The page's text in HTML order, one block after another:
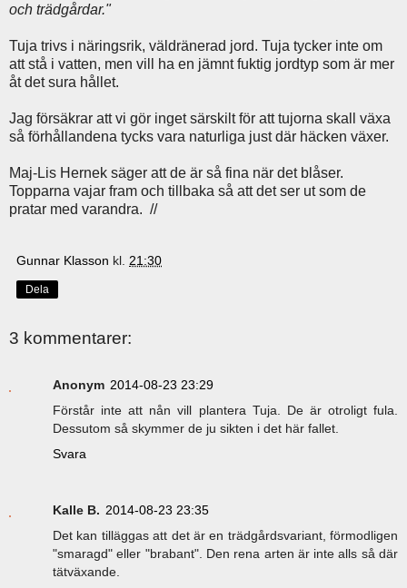
och trädgårdar."
Tuja trivs i näringsrik, väldränerad jord. Tuja tycker inte om
att stå i vatten, men vill ha en jämnt fuktig jordtyp som är mer
åt det sura hållet.
Jag försäkrar att vi gör inget särskilt för att tujorna skall växa
så förhållandena tycks vara naturliga just där häcken växer.
Maj-Lis Hernek säger att de är så fina när det blåser.
Topparna vajar fram och tillbaka så att det ser ut som de
pratar med varandra. //
Gunnar Klasson kl. 21:30
Dela
3 kommentarer:
Anonym 2014-08-23 23:29
Förstår inte att nån vill plantera Tuja. De är otroligt fula.
Dessutom så skymmer de ju sikten i det här fallet.
Svara
Kalle B. 2014-08-23 23:35
Det kan tilläggas att det är en trädgårdsvariant, förmodligen
"smaragd" eller "brabant". Den rena arten är inte alls så där
tätväxande.